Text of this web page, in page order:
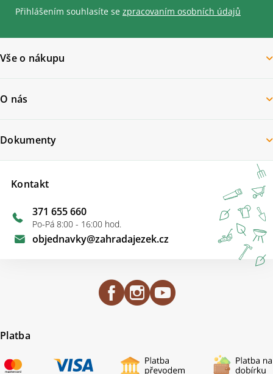
Přihlášením souhlasíte se zpracovaním osobních údajů
Vše o nákupu
O nás
Kontakt
objednavky@zahradajezek.cz
371 655 660
Po-Pá 8:00 - 16:00 hod.
Dokumenty
Platba